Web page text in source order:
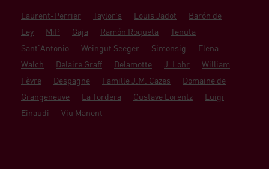
Laurent-Perrier Taylor's Louis Jadot
Barón de
Ley
MiP Gaja Ramón Roqueta
Tenuta
Sant'Antonio
Weingut Seeger Simonsig
Elena
Walch
Delaire Graff Delamotte J. Lohr
William
Fèvre
Despagne Famille J.M. Cazes
Domaine de
Grangeneuve
La Tordera Gustave Lorentz
Luigi
Einaudi
Viu Manent